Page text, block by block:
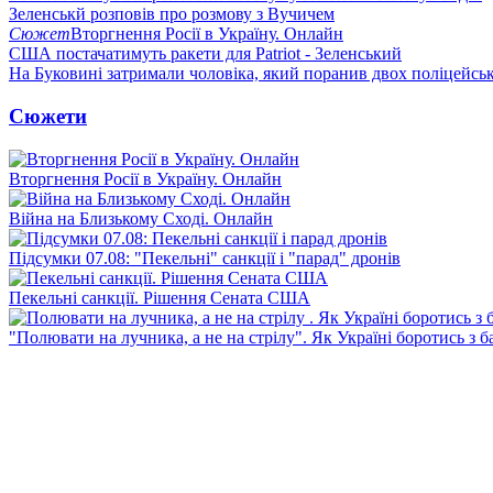
Зеленськй розповів про розмову з Вучичем
СюжетВторгнення Росії в Україну. Онлайн
США постачатимуть ракети для Patriot - Зеленський
На Буковині затримали чоловіка, який поранив двох
Сюжети
Вторгнення Росії в Україну. Онлайн
Війна на Близькому Сході. Онлайн
Підсумки 07.08: "Пекельні" санкції і "парад" дронів
Пекельні санкції. Рішення Сената США
"Полювати на лучника, а не на стрілу". Як Україні боротись з